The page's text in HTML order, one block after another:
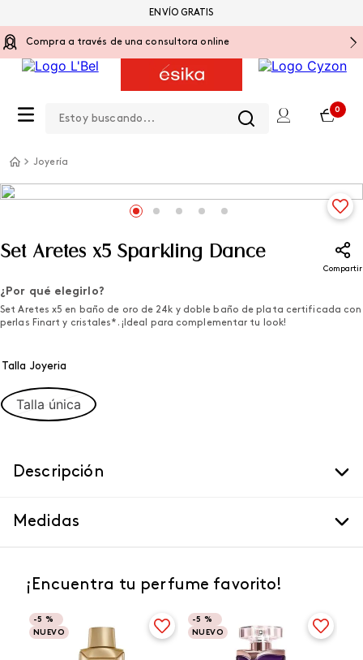
Compra a través de una consultora online
0
ENVÍO GRATIS
Joyería
Set Aretes x5 Sparkling Dance
Compartir
¿Por qué elegirlo?
Set Aretes x5 en baño de oro de 24k y doble baño de plata certificada con
perlas Finart y cristales*. ¡Ideal para complementar tu look!
Talla Joyeria
Talla única
Descripción
Medidas
¡Encuentra tu perfume favorito!
-5 %
NUEVO
-5 %
NUEVO